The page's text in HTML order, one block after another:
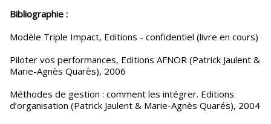
Bibliographie :
Modèle Triple Impact, Editions - confidentiel (livre en cours)
Piloter vos performances, Editions AFNOR (Patrick Jaulent &
Marie-Agnès Quarès), 2006
Méthodes de gestion : comment les intégrer. Editions
d’organisation (Patrick Jaulent & Marie-Agnès Quarés), 2004